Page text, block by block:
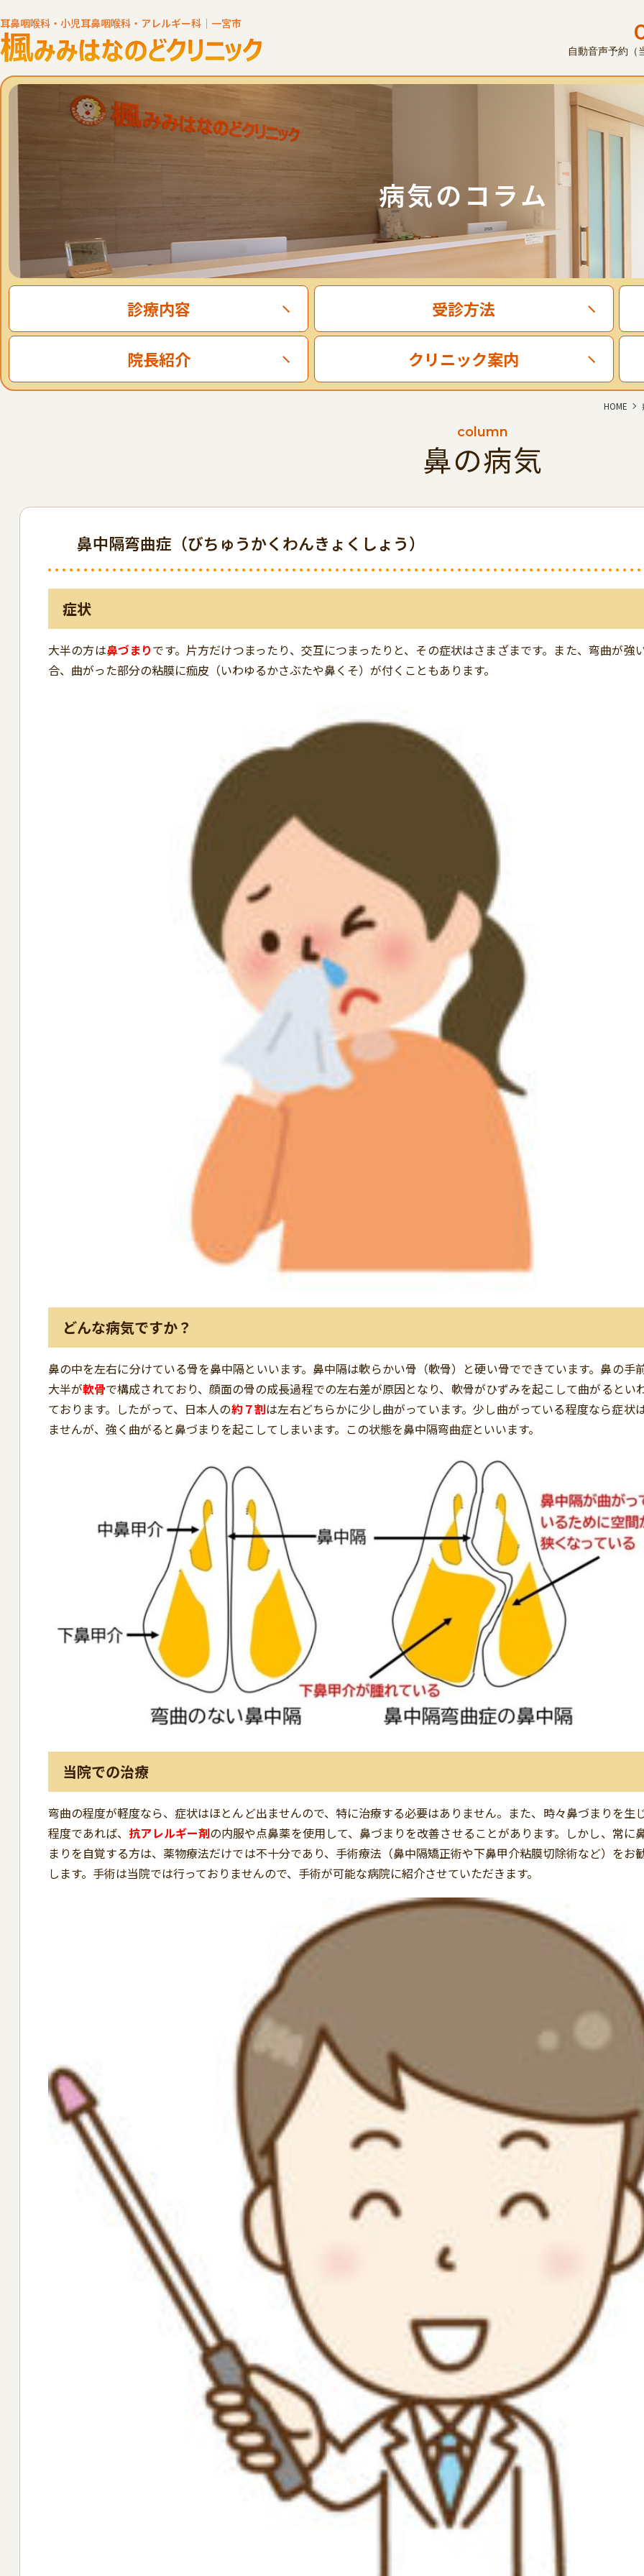
耳鼻咽喉科・小児耳鼻咽喉科・アレルギー科｜一宮市
自動音声予約
病気のコラム
診療内容 受診方法
院長紹介 クリニック案内
HOME
column
鼻の病気
鼻中隔弯曲症（びちゅうかくわんきょくしょう）
症状
大半の方は鼻づまりです。片方だけつまったり、交互につまったりと、その症状はさまざまです。また、弯曲が強
合、曲がった部分の粘膜に痂皮（いわゆるかさぶたや鼻くそ）が付くこともあります。
どんな病気ですか？
鼻の中を左右に分けている骨を鼻中隔といいます。鼻中隔は軟らかい骨（軟骨）と硬い骨でできています。鼻の手
大半が軟骨で構成されており、顔面の骨の成長過程での左右差が原因となり、軟骨がひずみを起こして曲がるとい
ております。したがって、日本人の約７割は左右どちらかに少し曲がっています。少し曲がっている程度なら症状
ませんが、強く曲がると鼻づまりを起こしてしまいます。この状態を鼻中隔弯曲症といいます。
当院での治療
弯曲の程度が軽度なら、症状はほとんど出ませんので、特に治療する必要はありません。また、時々鼻づまりを生
程度であれば、抗アレルギー剤の内服や点鼻薬を使用して、鼻づまりを改善させることがあります。しかし、常に
まりを自覚する方は、薬物療法だけでは不十分であり、手術療法（鼻中隔矯正術や下鼻甲介粘膜切除術など）をお
します。手術は当院では行っておりませんので、手術が可能な病院に紹介させていただきます。